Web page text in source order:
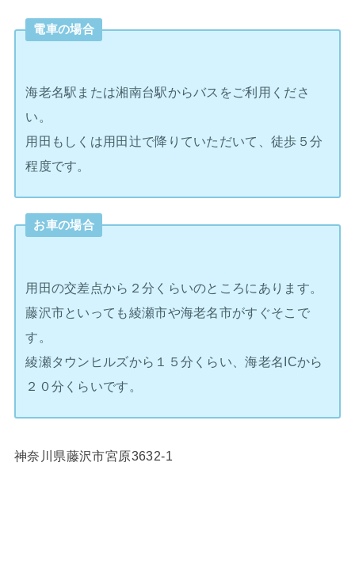
電車の場合
海老名駅または湘南台駅からバスをご利用くださ
い。
用田もしくは用田辻で降りていただいて、徒歩５分
程度です。
お車の場合
用田の交差点から２分くらいのところにあります。
藤沢市といっても綾瀬市や海老名市がすぐそこで
す。
綾瀬タウンヒルズから１５分くらい、海老名ICから
２０分くらいです。
神奈川県藤沢市宮原3632-1